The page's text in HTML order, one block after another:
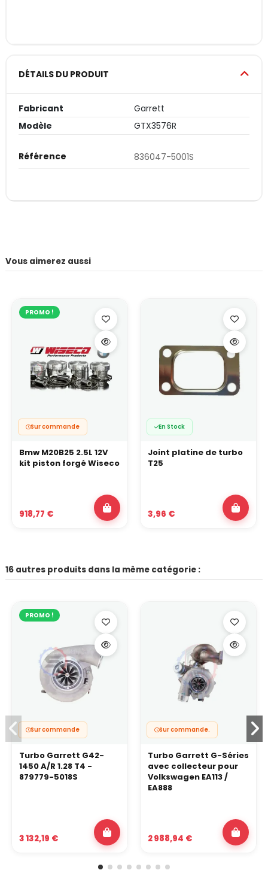
DÉTAILS DU PRODUIT
Fabricant
Garrett
Modèle
GTX3576R
Référence 836047-5001S
Vous aimerez aussi
PROMO !
Sur commande
Bmw M20B25 2.5L 12V
kit piston forgé Wiseco
918,77 €
En Stock
Joint platine de turbo
T25
3,96 €
16 autres produits dans la même catégorie :
PROMO !
Sur commande
Turbo Garrett G42-
1450 A/R 1.28 T4 -
879779-5018S
3 132,19 €
Sur commande.
Turbo Garrett G-Séries
avec collecteur pour
Volkswagen EA113 /
EA888
2 988,94 €